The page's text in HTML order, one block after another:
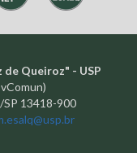
Queiroz" - USP
SP 13418-900